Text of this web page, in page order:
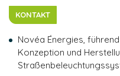
KONTAKT
Novéa Énergies,
Konzeption und